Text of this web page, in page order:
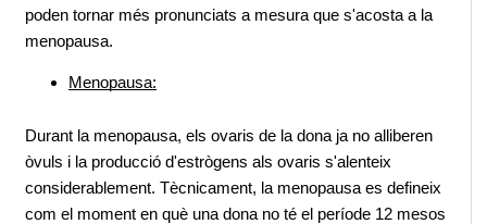
poden tornar més pronunciats a mesura que s'acosta a la
menopausa.
Menopausa:
Durant la menopausa, els ovaris de la dona ja no alliberen
òvuls i la producció d'estrògens als ovaris s'alenteix
considerablement. Tècnicament, la menopausa es defineix
com el moment en què una dona no té el període 12 mesos